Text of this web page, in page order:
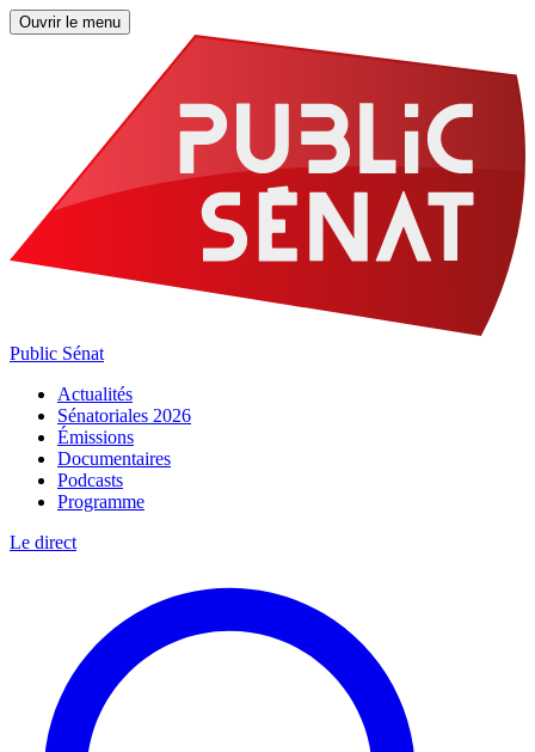
Ouvrir le menu
Public Sénat
Actualités
Sénatoriales 2026
Émissions
Documentaires
Podcasts
Programme
Le direct